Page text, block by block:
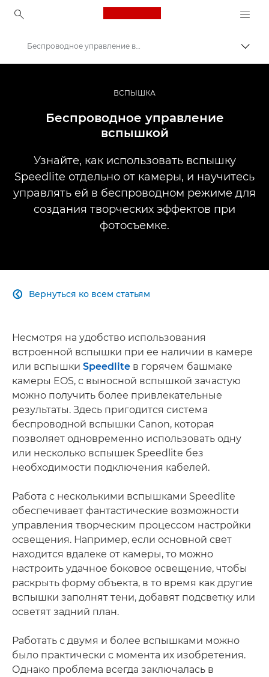
Canon Logo, back to
Профессиональная фото- и видеосъемка
Информационный банк: информационный ресурс для фотографов
Беспроводное управление вспышкой
ВСПЫШКА
Беспроводное управление
вспышкой
Узнайте, как использовать вспышку
Speedlite отдельно от камеры, и научитесь
управлять ей в беспроводном режиме для
создания творческих эффектов при
фотосъемке.
Вернуться ко всем статьям

Несмотря на удобство использования
встроенной вспышки при ее наличии в камере
или вспышки Speedlite в горячем башмаке
камеры EOS, с выносной вспышкой зачастую
можно получить более привлекательные
результаты. Здесь пригодится система
беспроводной вспышки Canon, которая
позволяет одновременно использовать одну
или несколько вспышек Speedlite без
необходимости подключения кабелей.
Работа с несколькими вспышками Speedlite
обеспечивает фантастические возможности
управления творческим процессом настройки
освещения. Например, если основной свет
находится вдалеке от камеры, то можно
настроить удачное боковое освещение, чтобы
раскрыть форму объекта, в то время как другие
вспышки заполнят тени, добавят подсветку или
осветят задний план.
Работать с двумя и более вспышками можно
было практически с момента их изобретения.
Однако проблема всегда заключалась в